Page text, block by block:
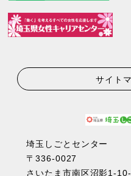
サイト
埼玉しごとセンター
〒336-0027
さいたま市南区沼影1-